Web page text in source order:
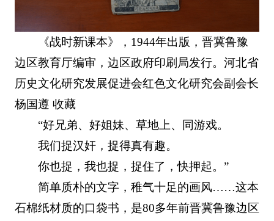
《战时新课本》，1944年出版，晋冀鲁豫
边区教育厅编审，边区政府印刷局发行。河北省
历史文化研究发展促进会红色文化研究会副会长
杨国遵 收藏
“好兄弟、好姐妹、草地上、同游戏。
我们捉汉奸，捉得真有趣。
你也捉，我也捉，捉住了，快押起。”
简单质朴的文字，稚气十足的画风……这本
石棉纸材质的口袋书，是80多年前晋冀鲁豫边区